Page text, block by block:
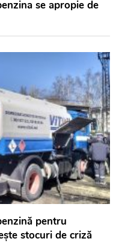
se apropie de
pentru
stocuri de criză